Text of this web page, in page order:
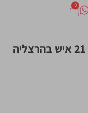
0